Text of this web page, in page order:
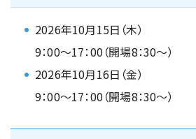
2026年10月15日（木）
9：00～17：00（開場8：30～）
2026年10月16日（金）
9：00～17：00（開場8：30～）